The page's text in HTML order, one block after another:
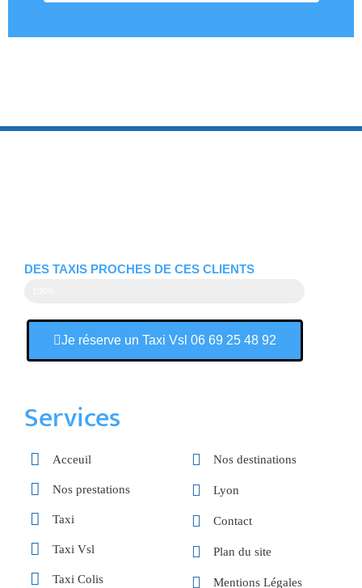
DES TAXIS PROCHES DE CES CLIENTS
Je réserve un Taxi Vsl 06 69 25 48 92
Services
Acceuil
Nos prestations
Taxi
Taxi Vsl
Taxi Colis
Nos destinations
Lyon
Contact
Plan du site
Mentions Légales